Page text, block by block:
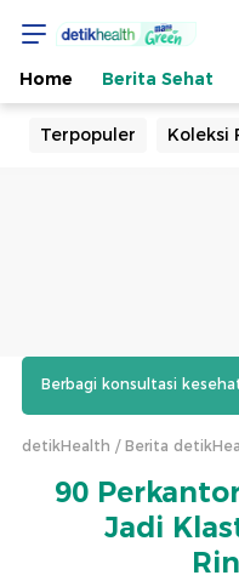
Home Berita Sehat
Terpopuler Koleksi
Berbagi konsultasi
detikHealth Berita
90
Jadi